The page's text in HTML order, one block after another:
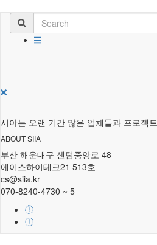
시아는 오랜 기간 많은 업체들과 프로젝
ABOUT SIIA
부산 해운대구 센텀중앙로 48
에이스하이테크21 513호
cs@siia.kr
070-8240-4730 ~ 5